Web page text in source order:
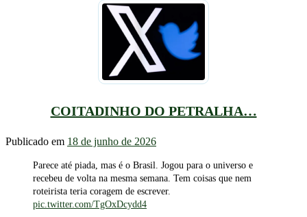
COITADINHO DO PETRALHA…
Publicado em 18 de junho de 2026
Parece até piada, mas é o Brasil. Jogou para o universo e
recebeu de volta na mesma semana. Tem coisas que nem
roteirista teria coragem de escrever.
pic.twitter.com/TgOxDcydd4